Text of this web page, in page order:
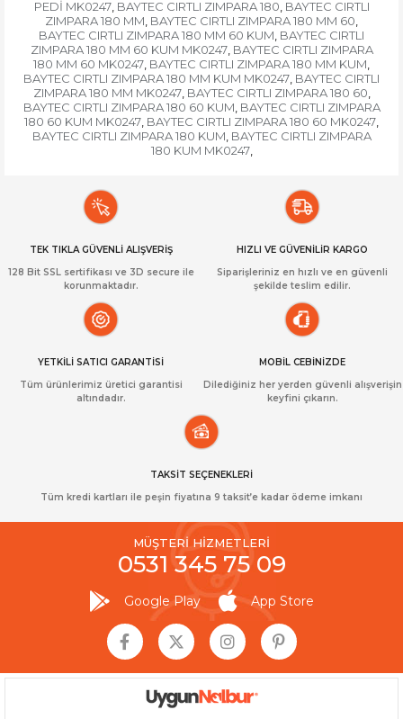
PEDİ MK0247, BAYTEC CIRTLI ZIMPARA 180 BAYTEC CIRTLI
ZIMPARA 180 MM BAYTEC CIRTLI ZIMPARA 180 MM 60
BAYTEC CIRTLI ZIMPARA 180 MM 60 KUM BAYTEC CIRTLI
ZIMPARA 180 MM 60 KUM MK0247, BAYTEC CIRTLI ZIMPARA
180 MM 60 MK0247 BAYTEC CIRTLI ZIMPARA 180 MM KUM
BAYTEC CIRTLI ZIMPARA 180 MM KUM MK0247 BAYTEC CIRTLI
ZIMPARA 180 MM MK0247, BAYTEC CIRTLI ZIMPARA 180 60
BAYTEC CIRTLI ZIMPARA 180 60 KUM BAYTEC CIRTLI ZIMPARA
180 60 KUM MK0247 BAYTEC CIRTLI ZIMPARA 180 60 MK0247
BAYTEC CIRTLI ZIMPARA 180 KUM BAYTEC CIRTLI ZIMPARA
180 KUM MK0247,
TEK TIKLA GÜVENLİ ALIŞVERİŞ
128 Bit SSL sertifikası ve 3D secure ile
korunmaktadır.
HIZLI VE GÜVENİLİR KARGO
Siparişleriniz en hızlı ve en güvenli
şekilde teslim edilir.
YETKİLİ SATICI GARANTİSİ
Tüm ürünlerimiz üretici garantisi
altındadır.
MOBİL CEBİNİZDE
Dilediğiniz her yerden güvenli alışverişin
keyfini çıkarın.
TAKSİT SEÇENEKLERİ
Tüm kredi kartları ile peşin fiyatına 9 taksit’e kadar ödeme imkanı
MÜŞTERİ HİZMETLERİ
0531 345 75 09
Google Play App Store